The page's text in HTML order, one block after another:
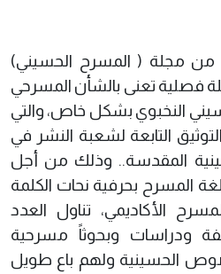
من مجلة ( المسرح الحسيني)
فصلية تعنى بالشأن المسرحي
النخبوي بشكل خاص، والتي
التابعة لشعبة النشر في
المقدسة.. وذلك من أجل
المسرح بحرفية نحات الكلمة
الأكاديمي، تناول العدد
ودراسات وبحوثاً مسرحية
الحسينية ولهم باع طويل